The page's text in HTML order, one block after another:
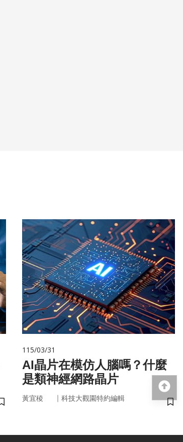
儲存書籤
115/03/31
AI晶片在模仿人腦嗎？什麼
是類神經網路晶片
黃宜稜 ｜ 科技大觀園特約編輯
儲
回